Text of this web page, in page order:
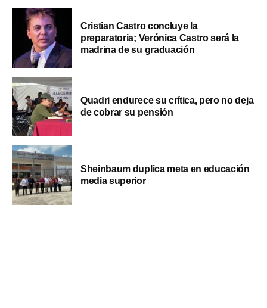
Cristian Castro concluye la
preparatoria; Verónica Castro será la
madrina de su graduación
Quadri endurece su crítica, pero no deja
de cobrar su pensión
Sheinbaum duplica meta en educación
media superior